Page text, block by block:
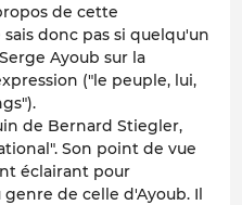
de cette
donc pas si quelqu'un
Ayoub sur la
("le peuple, lui,
de Bernard Stiegler,
Son point de vue
éclairant pour
de celle d'Ayoub. Il